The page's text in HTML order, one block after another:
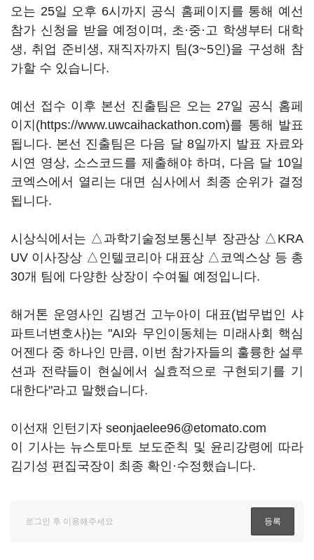
오는 25일 오후 6시까지 공식 홈페이지를 통해 예선
참가 신청을 받을 예정이며, 초·중·고 학생부터 대학
생, 취업 준비생, 재직자까지 팀(3~5인)을 구성해 참
가할 수 있습니다.
예선 접수 이후 본선 진출팀은 오는 27일 공식 홈페
이지(https://www.uwcaihackathon.com)를 통해 발표
됩니다. 본선 진출팀은 다음 달 8일까지 발표 자료와
시연 영상, 소스코드를 제출해야 하며, 다음 달 10일
코엑스에서 열리는 대면 심사에서 최종 순위가 결정
됩니다.
시상식에서는 △과학기술정보통신부 장관상 △KRA
UV 이사장상 △인텔코리아 대표상 △코엑스상 등 총
30개 팀에 다양한 상장이 수여될 예정입니다.
해거톤 운영사인 김병건 고누아이 대표(법무법인 샤
파트너변호사)는 "AI와 무인이동체는 미래사회 핵심
어젠다 중 하나인 만큼, 이번 참가자들의 훌륭한 설루
션과 전략들이 현실에서 실효적으로 구현되기를 기
대한다"라고 말했습니다.
이선재 인턴기자 seonjaelee96@etomato.com
이 기사는 뉴스토마토 보도준칙 및 윤리강령에 따라
김기성 편집국장이 최종 확인·수정했습니다.